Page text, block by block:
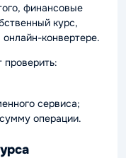
финансовые
курс,
онлайн-конвертере.
сервиса;
операции.